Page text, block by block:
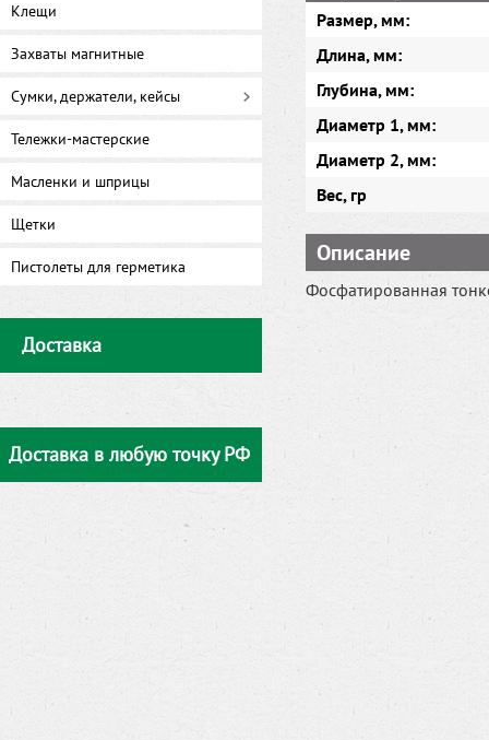
Клещи
Захваты магнитные
Сумки, держатели, кейсы
Тележки-мастерские
Масленки и шприцы
Щетки
Пистолеты для герметика
Доставка
Доставка в любую точку РФ
Размер, мм:
Длина, мм:
Глубина, мм:
Диаметр 1, мм:
Диаметр 2, мм:
Вес, гр
Описание
Фосфатированная